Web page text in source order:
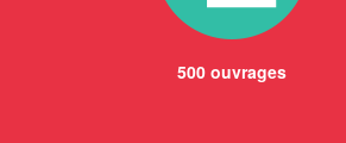
500 ouvrages